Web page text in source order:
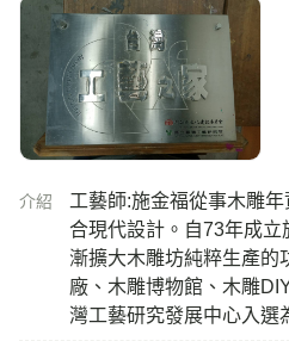
介紹
工藝師:施金福從事木雕
合現代設計。自73年成
漸擴大木雕坊純粹生產的
廠、木雕博物館、木雕
灣工藝研究發展中心入選